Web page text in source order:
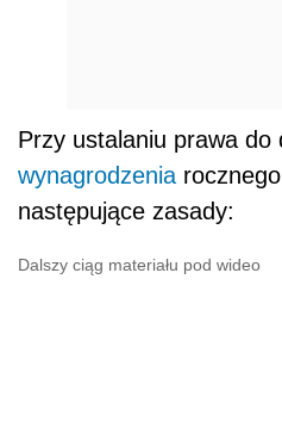
Przy ustalaniu prawa do
wynagrodzenia
następujące zasady:
Dalszy ciąg materiału pod wideo